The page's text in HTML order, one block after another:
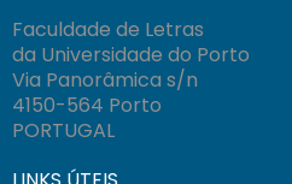
Faculdade de Letras
da Universidade do Porto
Via Panorâmica s/n
4150-564 Porto
PORTUGAL